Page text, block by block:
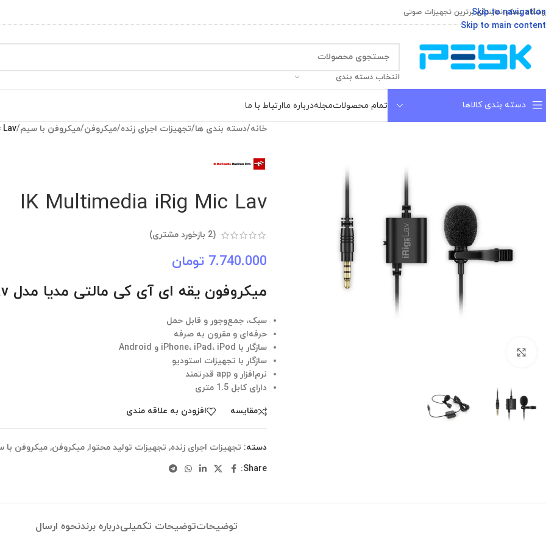
Skip to navigation
Skip to main content
پسکو نمایندگی برترین تجهیزات صوتی
انتخاب دسته بندی
دسته بندی کالاها تمام محصولاتمجلهدرباره ماارتباط با ما
خانه/دسته بندی ها/تجهیزات اجرای زنده/میکروفن/میکروفن با سیم/
IK Multimedia iRig Mic Lav
(
2 بازخورد مشتری)
7.740.000 تومان
میکروفون یقه‌ ای آی کی مالتی مدیا مدل iRig Mic Lav
سبک، جمع‌وجور و قابل حمل
حرفه‌ای و مقرون به صرفه
سازگار با iPhone، iPad، iPod و Android
سازگار با تجهیزات استودیو
نرم‌‎افزار و app قدرتمند
دارای کابل 1.5 متری
مقایسه افزودن به علاقه مندی
دسته: تجهیزات اجرای زنده, تجهیزات تولید محتوا, میکروفن, میکروفن با
Share:
توضیحاتتوضیحات تکمیلیدرباره برندنحوه ارسال